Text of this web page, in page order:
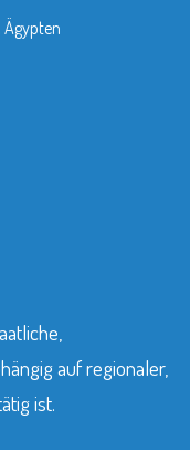
Ägypten
auf regionaler,
ist.